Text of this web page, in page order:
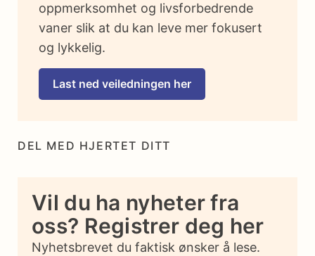
DEL MED HJERTET DITT
Vil du ha nyheter fra
oss? Registrer deg her
Nyhetsbrevet du faktisk ønsker å lese.
oppmerksomhet og livsforbedrende
vaner slik at du kan leve mer fokusert
og lykkelig.
Last ned veiledningen her